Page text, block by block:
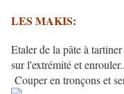
LES MAKIS:
Etaler de la pâte à
sur l'extrémité et
Couper en tronçons et